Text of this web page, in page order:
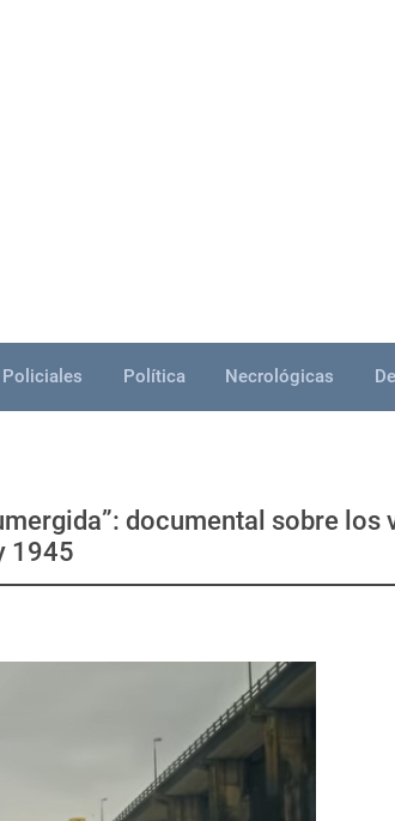
Policiales Política Necrológicas
documental sobre los
1945